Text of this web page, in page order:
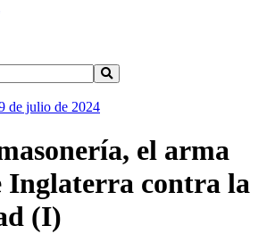
de julio de 2024
el arma
Inglaterra contra la
(I)